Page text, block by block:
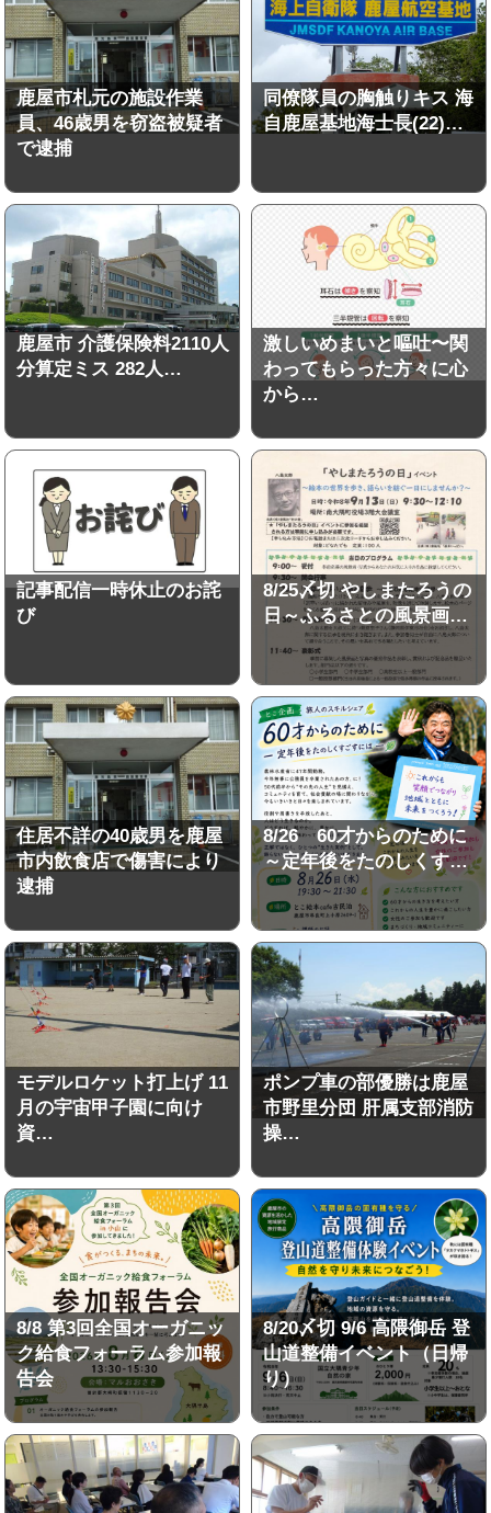
鹿屋市札元の施設作業
員、46歳男を窃盗被疑者
で逮捕
同僚隊員の胸触りキス 海
自鹿屋基地海士長(22)…
鹿屋市 介護保険料2110人
分算定ミス 282人…
激しいめまいと嘔吐〜関
わってもらった方々に心
から…
記事配信一時休止のお詫
び
8/25〆切 やしまたろうの
日～ふるさとの風景画…
住居不詳の40歳男を鹿屋
市内飲食店で傷害により
逮捕
8/26 60才からのために
～定年後をたのしくす…
モデルロケット打上げ 11
月の宇宙甲子園に向け
資…
ポンプ車の部優勝は鹿屋
市野里分団 肝属支部消防
操…
8/8 第3回全国オーガニッ
ク給食フォーラム参加報
告会
8/20〆切 9/6 高隈御岳 登
山道整備イベント（日帰
り）